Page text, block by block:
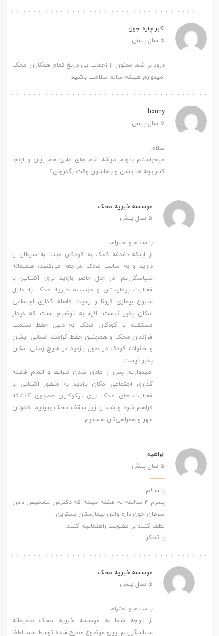
اکبر چاره جوی
5 سال پیش
درود بر شما ممنون از زحمات بی دریغ تمام همکاران محک
امیدوارم هیشه سالم سلامت باشید
honny
5 سال پیش
سلام
میخواستم بدونم میشه آدم های عادی هم بیان و اونجا
کنار بچه ها باشن و باهاشون وقت بگذرونن؟
مؤسسه خیریه محک
5 سال پیش
با سلام و احترام
از اینکه دغدغه کمک به کودکان مبتلا به سرطان را
دارید و به سایت محک مراجعه می‌کنید، صمیمانه
سپاسگزاریم. در حال حاضر بازدید برای آشنایی با
فعالیت بیمارستان و موسسه خیریه محک به دلیل
شیوع بیماری کرونا و رعایت فاصله گذاری اجتماعی
امکان پذیر نیست. لازم به توضیح است که دیدار
مستقیم با کودکان محک به دلیل حفظ سلامت
فرزندان محک و همچنین حفظ کرامت انسانی ایشان
و خانواده کودک در طول بازدید در هیچ زمانی امکان
پذیر نیست.
امیدواریم پس از عادی شدن شرایط و اتمام فاصله
گذاری اجتماعی امکان بازدید به منظور آشنایی با
فعالیت های محک برای نیکوکاران همچون گذشته
فراهم شود و شما را زیر سقف محک ببینیم. قدردان
مهر و همراهی‌تان هستیم.
ابراهیم
5 سال پیش
با سلام
پسرم ۴ سالشه یه هفته میشه که دکترش تشخیص دادن
سرطان خون داره والان بیمارستان بسترین.
لطف کنید برا عضویت راهنماییم کنید.
با تشکر
مؤسسه خیریه محک
5 سال پیش
با سلام و احترام
از توجه شما به موسسه خیریه محک صمیمانه
سپاسگزاریم. پیرو موضوع مطرح شده توسط شما لطفا